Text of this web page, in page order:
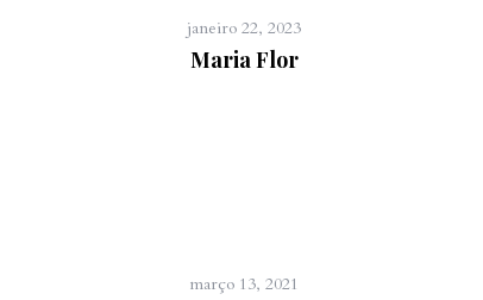
janeiro 22, 2023
Maria Flor
março 13, 2021